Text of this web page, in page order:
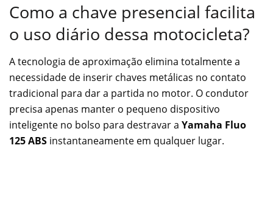
Como a chave presencial facilita
o uso diário dessa motocicleta?
A tecnologia de aproximação elimina totalmente a
necessidade de inserir chaves metálicas no contato
tradicional para dar a partida no motor. O condutor
precisa apenas manter o pequeno dispositivo
inteligente no bolso para destravar a Yamaha Fluo
125 ABS instantaneamente em qualquer lugar.